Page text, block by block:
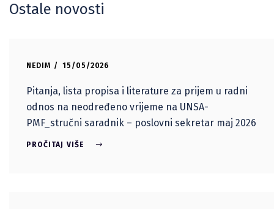
Ostale novosti
NEDIM 15/05/2026
Pitanja, lista propisa i literature za prijem u radni
odnos na neodređeno vrijeme na UNSA-
PMF_stručni saradnik – poslovni sekretar maj 2026
PROČITAJ VIŠE